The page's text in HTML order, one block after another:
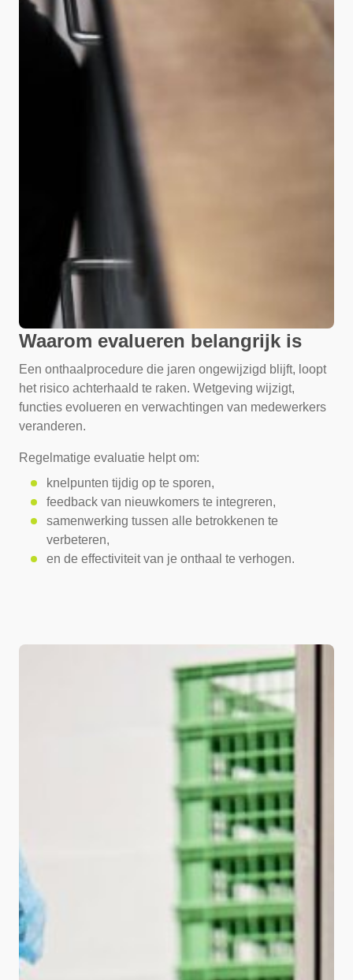
Waarom evalueren belangrijk is
Een onthaalprocedure die jaren ongewijzigd blijft, loopt
het risico achterhaald te raken. Wetgeving wijzigt,
functies evolueren en verwachtingen van medewerkers
veranderen.
Regelmatige evaluatie helpt om:
knelpunten tijdig op te sporen,
feedback van nieuwkomers te integreren,
samenwerking tussen alle betrokkenen te
verbeteren,
en de effectiviteit van je onthaal te verhogen.